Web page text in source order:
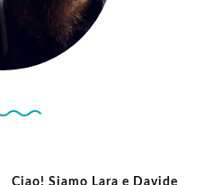
Ciao! Siamo Lara e Davide